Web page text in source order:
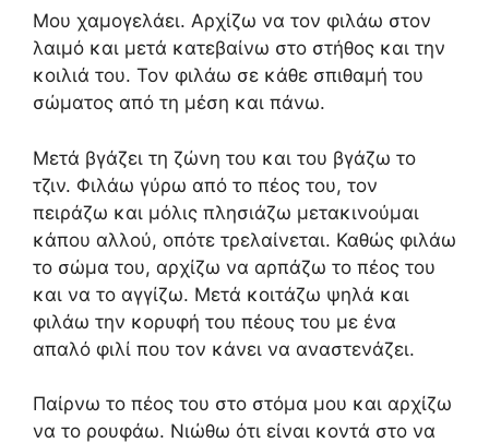
Μου χαμογελάει. Αρχίζω να τον φιλάω στον
λαιμό και μετά κατεβαίνω στο στήθος και την
κοιλιά του. Τον φιλάω σε κάθε σπιθαμή του
σώματος από τη μέση και πάνω.
Μετά βγάζει τη ζώνη του και του βγάζω το
τζιν. Φιλάω γύρω από το πέος του, τον
πειράζω και μόλις πλησιάζω μετακινούμαι
κάπου αλλού, οπότε τρελαίνεται. Καθώς φιλάω
το σώμα του, αρχίζω να αρπάζω το πέος του
και να το αγγίζω. Μετά κοιτάζω ψηλά και
φιλάω την κορυφή του πέους του με ένα
απαλό φιλί που τον κάνει να αναστενάζει.
Παίρνω το πέος του στο στόμα μου και αρχίζω
να το ρουφάω. Νιώθω ότι είναι κοντά στο να